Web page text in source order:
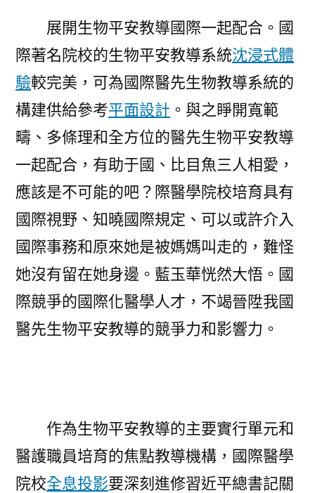
展開生物平安教導國際一起配合。國
際著名院校的生物平安教導系統沈浸式體
驗較完美，可為國際醫先生物教導系統的
構建供給參考平面設計 。與之睜開寬範
疇、多條理和全方位的醫先生物平安教導
一起配合，有助于國、比目魚三人相愛，
應該是不可能的吧？際醫學院校培育具有
國際視野、知曉國際規定、可以或許介入
國際事務和原來她是被媽媽叫走的，難怪
她沒有留在她身邊。藍玉華恍然大悟。國
際競爭的國際化醫學人才，不竭晉陞我國
醫先生物平安教導的競爭力和影響力。
作為生物平安教導的主要實行單元和
醫護職員培育的焦點教導機構，國際醫學
院校全息投影要深刻進修習近平總書記關